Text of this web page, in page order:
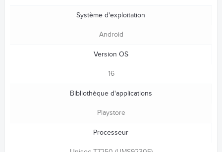
Système d'exploitation
Android
Version OS
16
Bibliothèque d'applications
Playstore
Processeur